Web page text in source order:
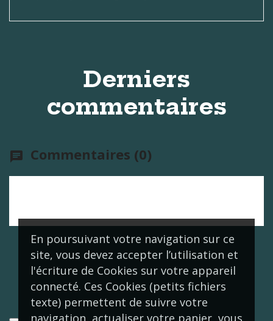
En poursuivant votre navigation sur ce
site, vous devez accepter l’utilisation et
l'écriture de Cookies sur votre appareil
connecté. Ces Cookies (petits fichiers
texte) permettent de suivre votre
navigation, actualiser votre panier, vous
Derniers
commentaires
chat Commentaires (0)